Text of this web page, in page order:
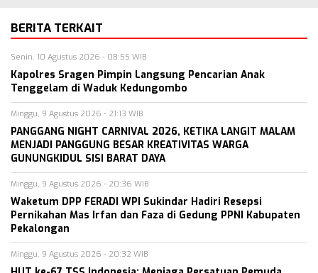
BERITA TERKAIT
Senin, 10 Agustus 2026 - 08:55 WIB
Kapolres Sragen Pimpin Langsung Pencarian Anak
Tenggelam di Waduk Kedungombo
Minggu, 9 Agustus 2026 - 21:13 WIB
PANGGANG NIGHT CARNIVAL 2026, KETIKA LANGIT MALAM
MENJADI PANGGUNG BESAR KREATIVITAS WARGA
GUNUNGKIDUL SISI BARAT DAYA
Minggu, 9 Agustus 2026 - 20:36 WIB
Waketum DPP FERADI WPI Sukindar Hadiri Resepsi
Pernikahan Mas Irfan dan Faza di Gedung PPNI Kabupaten
Pekalongan
Minggu, 9 Agustus 2026 - 20:32 WIB